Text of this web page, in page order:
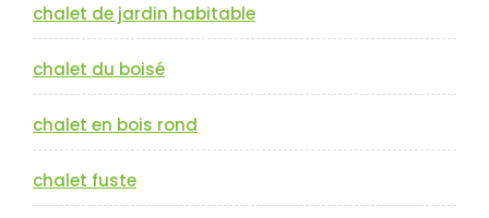
chalet de jardin habitable
chalet du boisé
chalet en bois rond
chalet fuste